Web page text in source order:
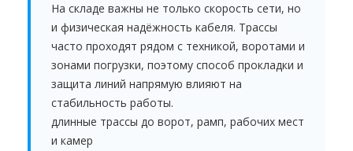
На складе важны не только скорость сети, но
и физическая надёжность кабеля. Трассы
часто проходят рядом с техникой, воротами и
зонами погрузки, поэтому способ прокладки и
защита линий напрямую влияют на
стабильность работы.
длинные трассы до ворот, рамп, рабочих мест
и камер